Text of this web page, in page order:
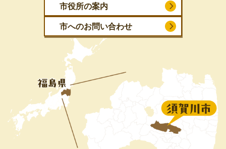
市役所の案内
市へのお問い合わせ